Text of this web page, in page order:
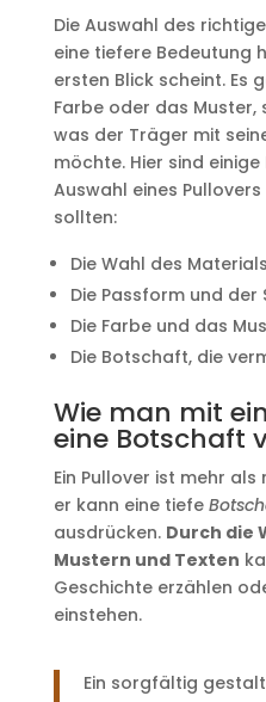
Die Auswahl des
eine tiefere Bedeutung
ersten Blick scheint. Es
Farbe oder das
was der Träger mit
möchte. Hier sind
Auswahl eines
sollten:
Die Wahl des Materials
Die Passform und der
Die Farbe und das
Die Botschaft, die
Wie man mit
eine Botschaft
Ein Pullover ist mehr
er kann eine tiefe
ausdrücken. Durch die
Mustern und Texten
Geschichte erzählen
einstehen.
Ein sorgfältig